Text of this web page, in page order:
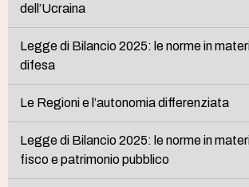
dell’Ucraina
Legge di Bilancio 2025: le norme in
difesa
Le Regioni e l’autonomia differenziata
Legge di Bilancio 2025: le norme in
fisco e patrimonio pubblico